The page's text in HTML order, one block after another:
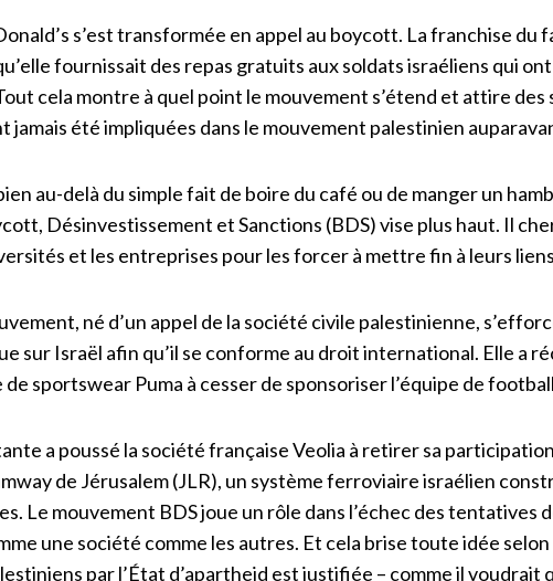
s’est transformée en appel au boycott. La franchise du
fournissait des repas gratuits aux soldats israéliens qui
cela montre à quel point le mouvement s’étend et attire des
jamais été impliquées dans le mouvement palestinien
au-delà du simple fait de boire du café ou de manger un
Désinvestissement et Sanctions (BDS) vise plus haut. Il
et les entreprises pour les forcer à mettre fin à leurs
né d’un appel de la société civile palestinienne,
sur Israël afin qu’il se conforme au droit international. Elle a
sportswear Puma à cesser de sponsoriser l’équipe de
a poussé la société française Veolia à retirer sa
de Jérusalem (JLR), un système ferroviaire israélien
Le mouvement BDS joue un rôle dans l’échec des tentatives
une société comme les autres. Et cela brise toute idée
par l’État d’apartheid est justifiée – comme il voudrait